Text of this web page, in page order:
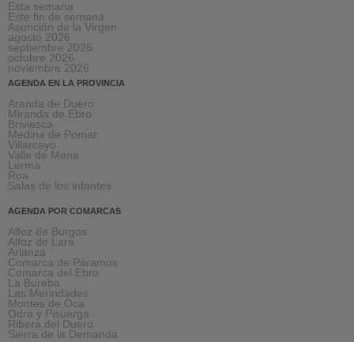
Esta semana
Este fin de semana
Asunción de la Virgen
agosto 2026
septiembre 2026
octubre 2026
noviembre 2026
AGENDA EN LA PROVINCIA
Aranda de Duero
Miranda de Ebro
Briviesca
Medina de Pomar
Villarcayo
Valle de Mena
Lerma
Roa
Salas de los infantes
AGENDA POR COMARCAS
Alfoz de Burgos
Alfoz de Lara
Arlanza
Comarca de Páramos
Comarca del Ebro
La Bureba
Las Merindades
Montes de Oca
Odra y Pisuerga
Ribera del Duero
Sierra de la Demanda